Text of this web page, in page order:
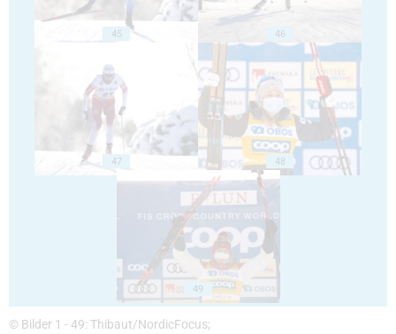
45 46
47 48
49
© Bilder 1 - 49: Thibaut/NordicFocus;